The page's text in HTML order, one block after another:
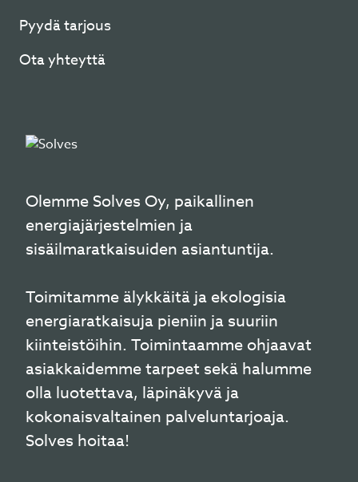
Pyydä tarjous
Ota yhteyttä
Olemme Solves Oy, paikallinen
energiajärjestelmien ja
sisäilmaratkaisuiden asiantuntija.
Toimitamme älykkäitä ja ekologisia
energiaratkaisuja pieniin ja suuriin
kiinteistöihin. Toimintaamme ohjaavat
asiakkaidemme tarpeet sekä halumme
olla luotettava, läpinäkyvä ja
kokonaisvaltainen palveluntarjoaja.
Solves hoitaa!